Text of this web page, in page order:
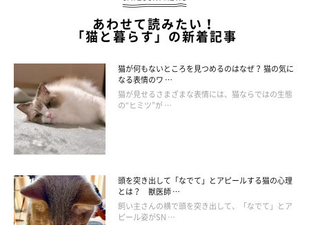
クリスマス時期に出回るポインセチアには有毒な成分が含まれ、
猫が食べると中毒を起こして口周りの腫れ、嘔吐、下痢などの症
ら猫が入れない部屋、届かない場所に。観葉植物や生花にも有毒
なものが多数あるので注意しましょう。
あわせて読みたい！
「猫と暮らす」の新着記事
猫が何もないところを見つめるのはなぜ？ 猫の気に
なる表情のワ …
猫が見せるさまざまな表情には、猫ならではの生態
の“ヒミツ”が …
頭を突き出して「なでて」とアピールする猫の心理
とは？ 獣医師 …
飼い主さんの横で頭を突き出して、「なでて」とア
ピール姿がSN …